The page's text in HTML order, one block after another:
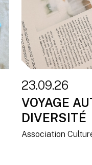
23.09.26
VOYAGE
DIVERSITÉ
Association